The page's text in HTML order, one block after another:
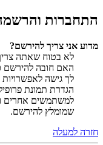
התחברות
מדוע אני צריך להירשם?
לא בטוח שאתה
האם חובה להירשם
לך גישה
הגדרת תמונת
למשתמשים אחרים
שמומלץ להירשם.
חזרה למעלה